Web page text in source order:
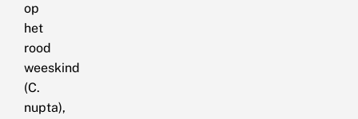
op
het
rood
weeskind
(C.
nupta),